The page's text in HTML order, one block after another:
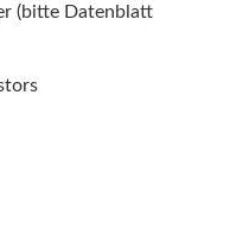
(bitte Datenblatt